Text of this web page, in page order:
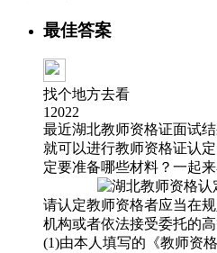
最佳答案
找个地方去看
12022
最近湖北教师资格证面试
就可以进行教师资格证认
定要准备哪些材料？一起来
请认定教师资格者应当在
机构或者依法接受委托的
(1)由本人填写的《教师资